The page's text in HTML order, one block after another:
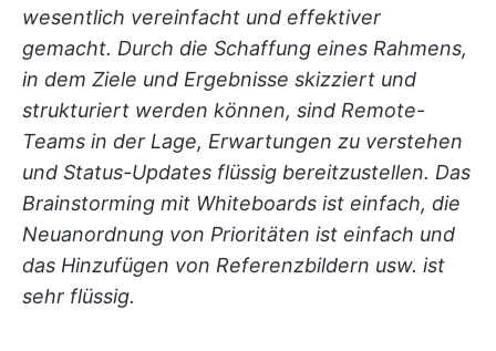
wesentlich vereinfacht und effektiver
gemacht. Durch die Schaffung eines Rahmens,
in dem Ziele und Ergebnisse skizziert und
strukturiert werden können, sind Remote-
Teams in der Lage, Erwartungen zu verstehen
und Status-Updates flüssig bereitzustellen. Das
Brainstorming mit Whiteboards ist einfach, die
Neuanordnung von Prioritäten ist einfach und
das Hinzufügen von Referenzbildern usw. ist
sehr flüssig.